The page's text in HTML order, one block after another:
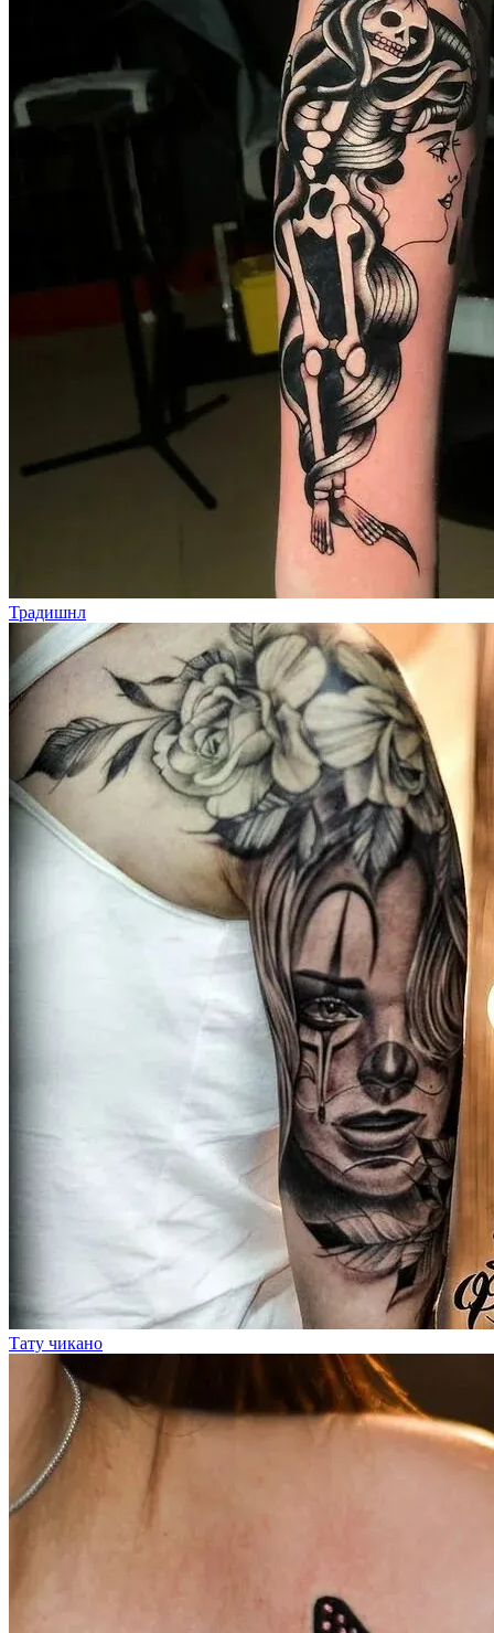
Традишнл
Тату чикано